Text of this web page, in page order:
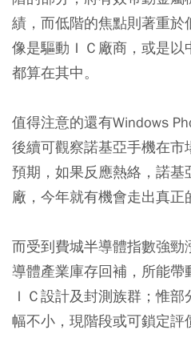
績，而低階的焦點則著重於
像是驅動ＩＣ廠商，或是
都算在其中。
值得注意的還有Windows
後續可觀察諾基亞手機在
預期，如果反應熱絡，諾基
廠，今年就有機會走出真正
而受到費城半導體指數強
導體產業庫存回補，所能
ＩＣ設計及封測族群；惟
幅不小，現階段或可鎖定評